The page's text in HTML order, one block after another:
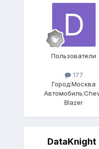
Пользователи
177
Город:Москва
Автомобиль:
Blazer
DataKnight